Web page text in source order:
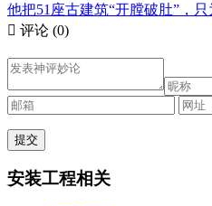
他把51座古建筑“开膛破肚”，
 评论 (0)
安装工程相关